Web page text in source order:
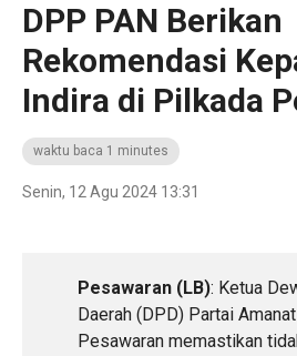
DPP PAN Berikan
Rekomendasi
Indira di Pilkada
waktu baca 1 minutes
Senin, 12 Agu 2024 13:31
Pesawaran (LB): Ketua
Daerah (DPD) Partai
Pesawaran memastikan